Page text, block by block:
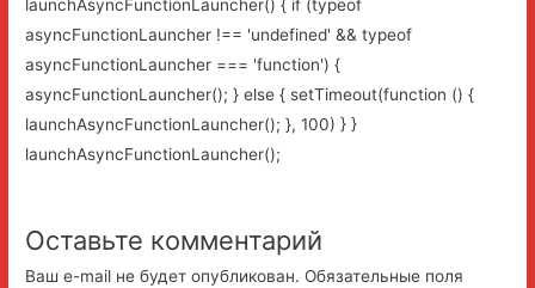
launchAsyncFunctionLauncher() { if (typeof
asyncFunctionLauncher !== 'undefined' && typeof
asyncFunctionLauncher === 'function') {
asyncFunctionLauncher(); } else { setTimeout(function () {
launchAsyncFunctionLauncher(); }, 100) } }
launchAsyncFunctionLauncher();
Оставьте комментарий
Ваш e-mail не будет опубликован. Обязательные поля